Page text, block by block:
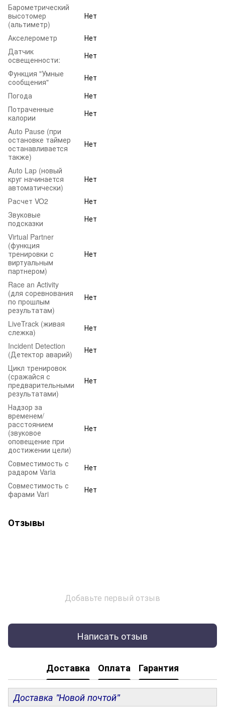
Барометрический
высотомер
(альтиметр)
Нет
Акселерометр
Нет
Датчик
освещенности:
Нет
Функция "Умные
сообщения"
Нет
Погода
Нет
Потраченные
калории
Нет
Auto Pause (при
остановке таймер
останавливается
также)
Нет
Auto Lap (новый
круг начинается
автоматически)
Нет
Расчет VO2
Нет
Звуковые
подсказки
Нет
Virtual Partner
(функция
тренировки с
виртуальным
партнером)
Нет
Race an Activity
(для соревнования
по прошлым
результатам)
Нет
LiveTrack (живая
слежка)
Нет
Incident Detection
(Детектор аварий)
Нет
Цикл тренировок
(сражайся с
предварительными
результатами)
Нет
Надзор за
временем/
расстоянием
(звуковое
оповещение при
достижении цели)
Нет
Совместимость с
радаром Varia
Нет
Совместимость с
фарами Vari
Нет
Отзывы
Добавьте первый отзыв
Написать отзыв
Доставка Оплата Гарантия
Доставка "Новой почтой"